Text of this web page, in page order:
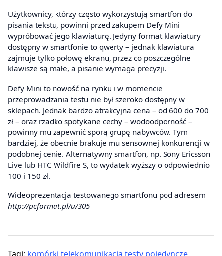
Użytkownicy, którzy często wykorzystują smartfon do
pisania tekstu, powinni przed zakupem Defy Mini
wypróbować jego klawiaturę. Jedyny format klawiatury
dostępny w smartfonie to qwerty – jednak klawiatura
zajmuje tylko połowę ekranu, przez co poszczególne
klawisze są małe, a pisanie wymaga precyzji.
Defy Mini to nowość na rynku i w momencie
przeprowadzania testu nie był szeroko dostępny w
sklepach. Jednak bardzo atrakcyjna cena – od 600 do 700
zł – oraz rzadko spotykane cechy – wodoodporność –
powinny mu zapewnić sporą grupę nabywców. Tym
bardziej, że obecnie brakuje mu sensownej konkurencji w
podobnej cenie. Alternatywny smartfon, np. Sony Ericsson
Live lub HTC Wildfire S, to wydatek wyższy o odpowiednio
100 i 150 zł.
Wideoprezentacja testowanego smartfonu pod adresem
http://pcformat.pl/u/305
Tagi: komórki,telekomunikacja,testy pojedyncze